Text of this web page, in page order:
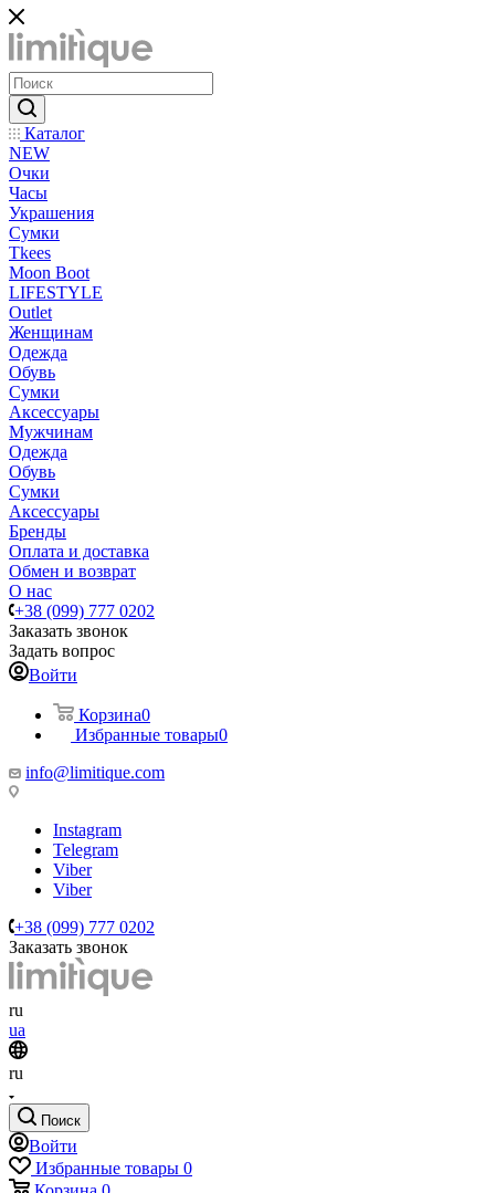
Каталог
NEW
Очки
Часы
Украшения
Сумки
Tkees
Moon Boot
LIFESTYLE
Outlet
Женщинам
Одежда
Обувь
Сумки
Аксессуары
Мужчинам
Одежда
Обувь
Сумки
Аксессуары
Бренды
Оплата и доставка
Обмен и возврат
О нас
+38 (099) 777 0202
Заказать звонок
Задать вопрос
Войти
Корзина0
Избранные товары0
info@limitique.com
Instagram
Telegram
Viber
Viber
+38 (099) 777 0202
Заказать звонок
ru
ua
ru
Поиск
Войти
Избранные товары 0